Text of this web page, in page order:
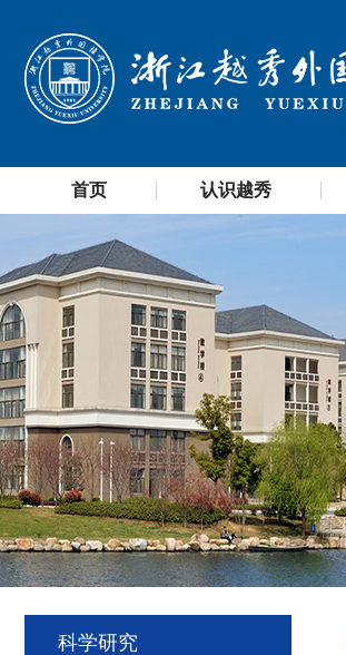
首页 认识越秀
科学研究